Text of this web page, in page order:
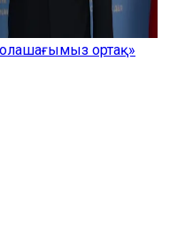
ортақ»